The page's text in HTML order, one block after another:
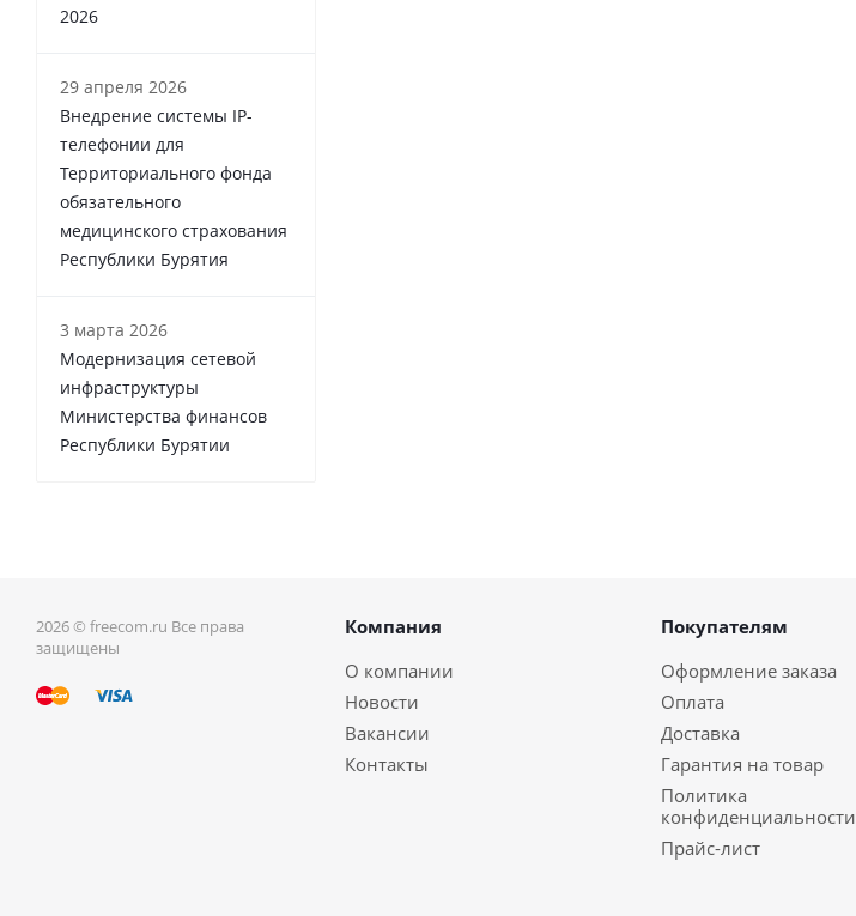
2026
29 апреля 2026
Внедрение системы IP-
телефонии для
Территориального фонда
обязательного
медицинского страхования
Республики Бурятия
3 марта 2026
Модернизация сетевой
инфраструктуры
Министерства финансов
Республики Бурятии
2026 © freecom.ru Все права
защищены
Компания
О компании
Новости
Вакансии
Контакты
Покупателям
Оформление заказа
Оплата
Доставка
Гарантия на товар
Политика
конфиденциальности
Прайс-лист